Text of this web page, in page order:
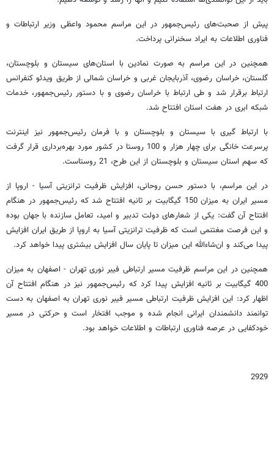
پیش از صحبت‌های رئیس‌جمهور در این مراسم محمود واعظی وزیر ارتباطات و
فناوری اطلاعات به ایراد سخنرانی پرداخت.
همچنین در این مراسم به صورت نمادین با استان‌های سیستان و بلوچستان،
گلستان، خراسان رضوی، آذربایجان غربی‌ و خراسان شمالی از طریق ویدئو کنفرانس
ارتباط برقرار شد و طی ارتباط با خراسان رضوی و با دستور رئیس‌جمهور، خدمات
شبکه ابری در هفت استان افتتاح شد.
با ارتباط‌ گیری با سیستان و بلوچستان و با فرمان رئیس‌جمهور نیز اینترنت
پرسرعت خانگی برای چهار هزار و 100 روستا در کشور مورد بهره‌برداری قرار گرفت
که سهم استان سیستان و بلوچستان از این طرح، 21 روستاست.
در این مراسم، با دستور حسن روحانی، افزایش ظرفیت ترانزیتی آسیا - اروپا از
مسیر ایران به میزان 150 گیگابیت بر ثانیه افتتاح شد که رئیس‌جمهور در هنگام
افتتاح آن گفت: یکی از شعارهای دولت تدبیر و امید، تعامل سازنده با جهان بوده
و این فرصت مغتنمی است که ظرفیت ترانزیتی آسیا به اروپا از طریق ایران افزایش
پیدا می‌کند و ان‌شاءالله این میزان تا پایان سال افزایش بیشتری پیدا خواهد کرد.
همچنین در این مراسم ظرفیت مسیر ارتباطی فیبر نوری تهران - اصفهان به میزان
400 گیگابیت بر ثانیه افزایش پیدا کرد که رئیس‌جمهور نیز در هنگام افتتاح آن
اظهار کرد: این افزایش ظرفیت ارتباطی مسیر فیبر نوری تهران به اصفهان به دست
توانمند دانشمندان ایرانی انجام شده و موجب افتخار است و حرکتی در مسیر
خودکفایی در عرصه فناوری ارتباطات و اطلاعات خواهد بود.
2929